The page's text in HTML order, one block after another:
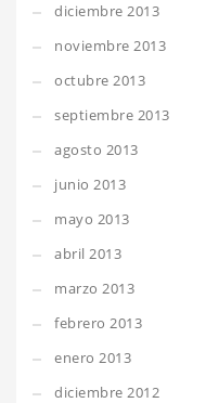
diciembre 2013
noviembre 2013
octubre 2013
septiembre 2013
agosto 2013
junio 2013
mayo 2013
abril 2013
marzo 2013
febrero 2013
enero 2013
diciembre 2012